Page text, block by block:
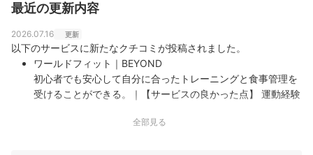
最近の更新内容
2026.07.16 更新
以下のサービスに新たなクチコミが投稿されました。
ワールドフィット｜BEYOND
初心者でも安心して自分に合ったトレーニングと食事管理を
受けることができる。｜【サービスの良かった点】 運動経験
寧に教えていただけました。運動や食事に関する小さな悩み
全部見る